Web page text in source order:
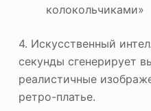
колокольчиками»
4. Искусственный
секунды сгенерирует
реалистичные
ретро-платье.